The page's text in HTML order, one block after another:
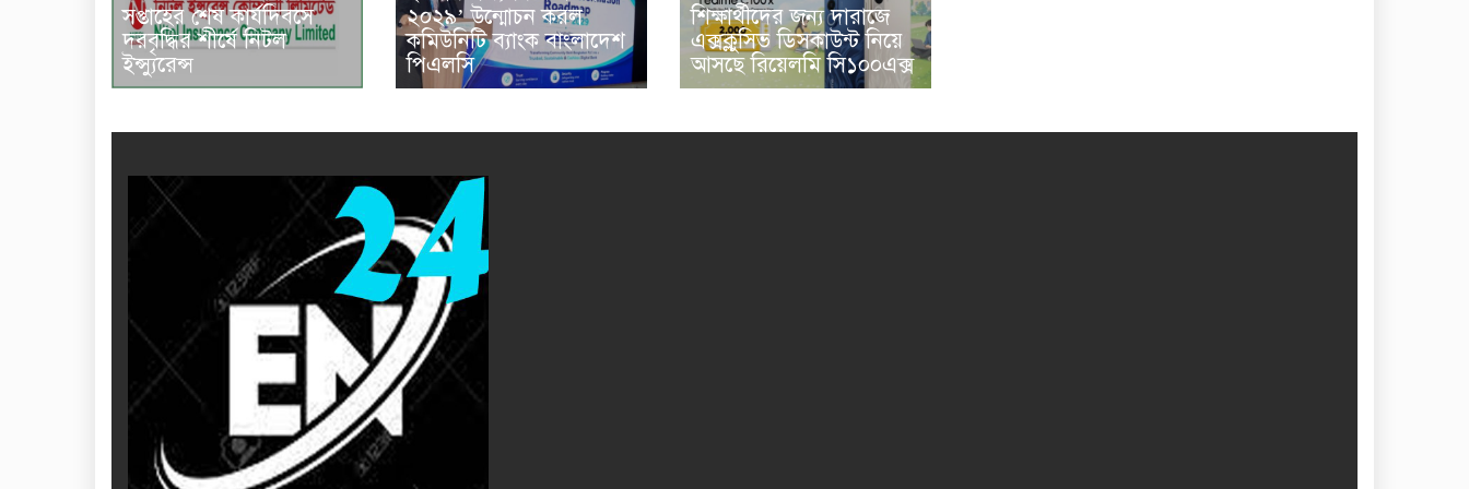
সপ্তাহের শেষ কার্যদিবসে
দরবৃদ্ধির শীর্ষে নিটল
ইন্স্যুরেন্স
২০২৯’ উন্মোচন করল
কমিউনিটি ব্যাংক বাংলাদেশ
পিএলসি
শিক্ষার্থীদের জন্য দারাজে
এক্সক্লুসিভ ডিসকাউন্ট নিয়ে
আসছে রিয়েলমি সি১০০এক্স